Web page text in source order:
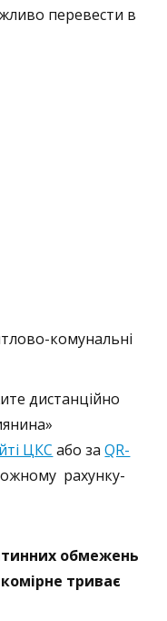
перевести в
комунальні
дистанційно
ЦКС або заQR-
рахунку-
обмежень
триває